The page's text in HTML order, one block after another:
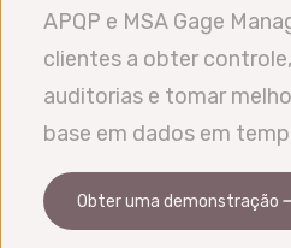
APQP e MSA Gage
clientes a obter
auditorias e tomar
base em dados em
Obter uma demonstração